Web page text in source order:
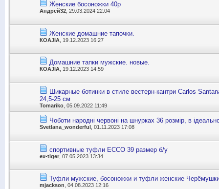
Женские босоножки 40р
Андрей32, 29.03.2024 22:04
Женские домашние тапочки.
КОАJIА , 19.12.2023 16:27
Домашние тапки мужские. новые.
КОАJIА , 19.12.2023 14:59
Шикарные ботинки в стиле вестерн-кантри Carlos
24,5-25 см
Tomariko , 05.09.2022 11:49
Чоботи народні червоні на шнурках 36 розмір, в
Svetlana_wonderful , 01.11.2023 17:08
спортивные туфли ECCO 39 размер б/у
ex-tiger , 07.05.2023 13:34
Туфли мужские, босоножки и туфли женские
mjackson , 04.08.2023 12:16